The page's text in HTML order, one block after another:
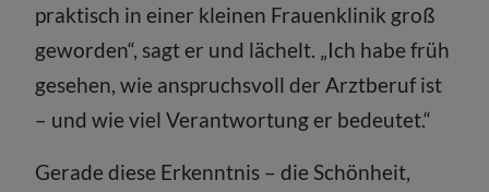
praktisch in einer kleinen Frauenklinik groß
geworden“, sagt er und lächelt. „Ich habe früh
gesehen, wie anspruchsvoll der Arztberuf ist
– und wie viel Verantwortung er bedeutet.“
Gerade diese Erkenntnis – die Schönheit,